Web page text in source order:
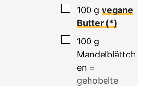
▢
100 g vegane
Butter (*)
▢
100 g
Mandelblättch
en =
gehobelte